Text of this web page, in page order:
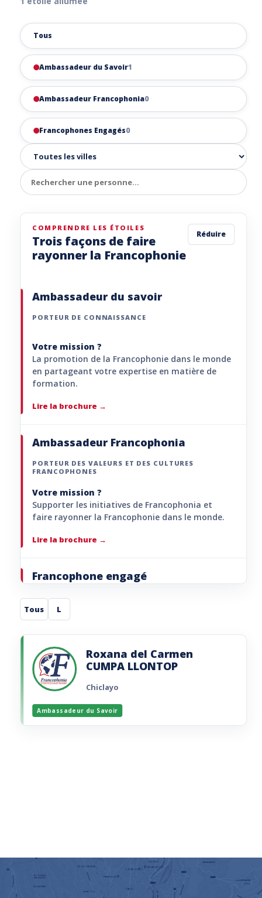
Tous
Ambassadeur du Savoir1
Ambassadeur Francophonia0
Francophones Engagés0
COMPRENDRE LES ÉTOILES
Trois façons de faire
rayonner la Francophonie
Réduire
Ambassadeur du savoir
PORTEUR DE CONNAISSANCE
Votre mission ?
La promotion de la Francophonie dans le monde
en partageant votre expertise en matière de
formation.
Lire la brochure
Ambassadeur Francophonia
PORTEUR DES VALEURS ET DES CULTURES
FRANCOPHONES
Votre mission ?
Supporter les initiatives de Francophonia et
faire rayonner la Francophonie dans le monde.
Lire la brochure
Francophone engagé
PORTEUR DE PROJETS
Imaginer et réaliser un projet visant à
promouvoir la Francophonie dans le monde.
Lire la brochure
Tous L
Roxana del Carmen
CUMPA LLONTOP
Chiclayo
Ambassadeur du Savoir